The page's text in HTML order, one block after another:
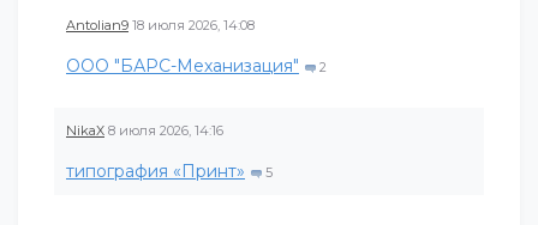
Antolian9 18 июля 2026, 14:08
ООО "БАРС-Механизация" 2
NikaX 8 июля 2026, 14:16
типография «Принт» 5